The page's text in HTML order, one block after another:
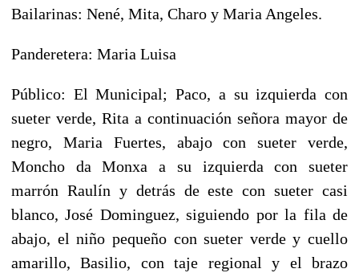
Bailarinas: Nené, Mita, Charo y Maria Angeles.
Panderetera: Maria Luisa
Público: El Municipal; Paco, a su izquierda con
sueter verde, Rita a continuación señora mayor de
negro, Maria Fuertes, abajo con sueter verde,
Moncho da Monxa a su izquierda con sueter
marrón Raulín y detrás de este con sueter casi
blanco, José Dominguez, siguiendo por la fila de
abajo, el niño pequeño con sueter verde y cuello
amarillo, Basilio, con taje regional y el brazo